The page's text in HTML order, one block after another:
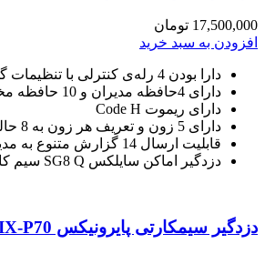
17,500,000 تومان
افزودن به سبد خرید
دارا بودن 4 رله‌ی کنترلی با تنظیمات گوناگون
دارای 4حافظه مدیران و 10 حافظه مخاطبین آالرم
دارای ریموت Code H
دارای 5 زون و تعریف هر زون به 8 حالت
قابلیت ارسال 14 گزارش متنوع به مدیران
دزدگیر اماکن سایلکس SG8 Q سیم کارت / خط تلفن ثابت
دزدگیر سیمکارتی پایرونیکس PYRONIX-P70